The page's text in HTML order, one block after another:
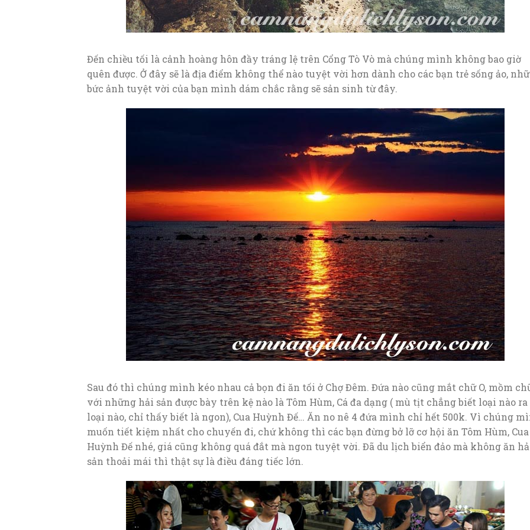
Đến chiều tối là cảnh hoàng hôn đầy tráng lệ trên Cổng Tò Vò mà chúng mình không bao giờ
quên được. Ở đây sẽ là địa điểm không thể nào tuyệt vời hơn dành cho các bạn trẻ sống ảo,
bức ảnh tuyệt vời của bạn mình dám chắc rằng sẽ sản sinh từ đây.
Sau đó thì chúng mình kéo nhau cả bọn đi ăn tối ở Chợ Đêm. Đứa nào cũng mắt chữ O, mồm
với những hải sản được bày trên kệ nào là Tôm Hùm, Cá đa dạng ( mù tịt chẳng biết loại nào ra
loại nào, chỉ thấy biết là ngon), Cua Huỳnh Đế… Ăn no nê 4 đứa mình chỉ hết 500k. Vì chúng
muốn tiết kiệm nhất cho chuyến đi, chứ không thì các bạn đừng bở lỡ cơ hội ăn Tôm Hùm, Cua
Huỳnh Đế nhé, giá cũng không quá đắt mà ngon tuyệt vời. Đã du lịch biển đảo mà không ăn
sản thoải mái thì thật sự là điều đáng tiếc lớn.